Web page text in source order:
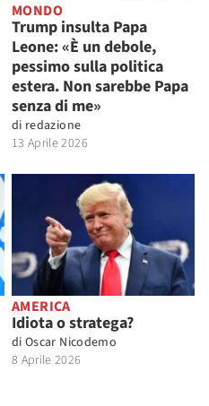
MONDO
Trump insulta Papa
Leone: «È un debole,
pessimo sulla politica
estera. Non sarebbe Papa
senza di me»
di redazione
13 Aprile 2026
AMERICA
Idiota o stratega?
di Oscar Nicodemo
8 Aprile 2026